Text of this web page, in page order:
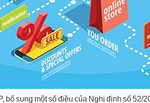
sung một số điều của Nghị định số